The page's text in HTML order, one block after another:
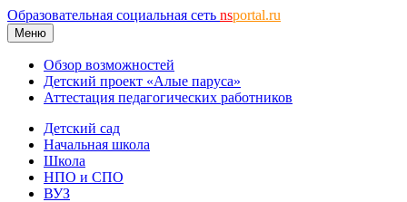
Образовательная социальная сеть nsportal.ru
Меню
Обзор возможностей
Детский проект «Алые паруса»
Аттестация педагогических работников
Детский сад
Начальная школа
Школа
НПО и СПО
ВУЗ